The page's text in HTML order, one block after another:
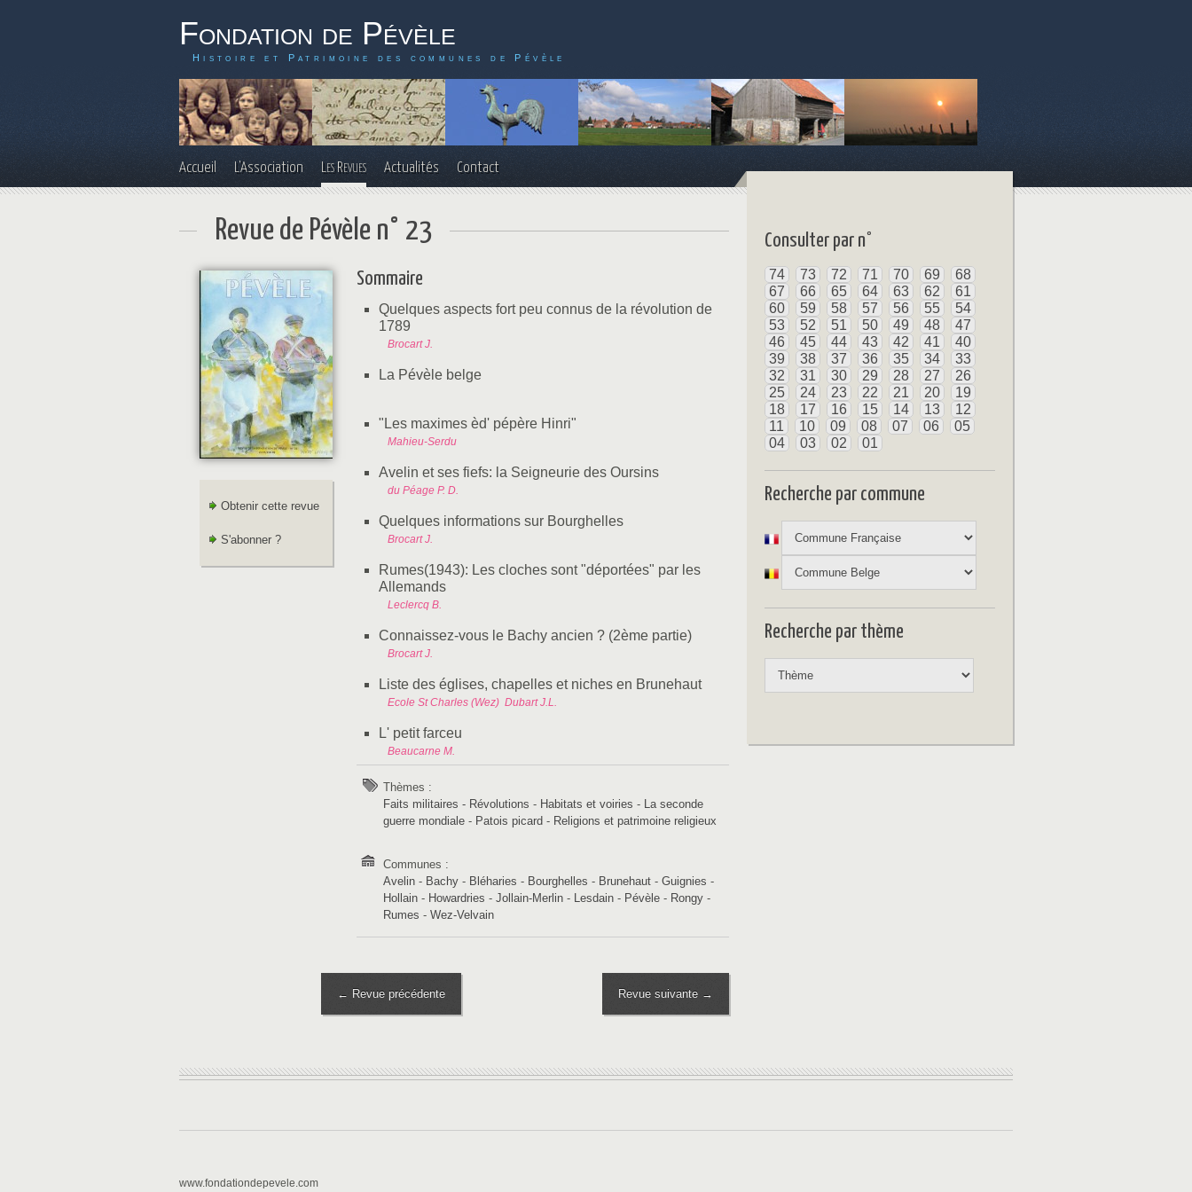
Fondation de Pévèle
Histoire et Patrimoine des communes de Pévèle
Accueil L'Association Les Revues Actualités Contact
Revue de Pévèle n° 23
Obtenir cette revue
S'abonner ?
Sommaire
Quelques aspects fort peu connus de la révolution de
1789
Brocart J.
La Pévèle belge
"Les maximes èd' pépère Hinri"
Mahieu-Serdu
Avelin et ses fiefs: la Seigneurie des Oursins
du Péage P. D.
Quelques informations sur Bourghelles
Brocart J.
Rumes(1943): Les cloches sont "déportées" par les
Allemands
Leclercq B.
Connaissez-vous le Bachy ancien ? (2ème partie)
Brocart J.
Liste des églises, chapelles et niches en Brunehaut
Ecole St Charles (Wez)  Dubart J.L.
L' petit farceu
Beaucarne M.
Thèmes :
Faits militaires - Révolutions - Habitats et voiries - La seconde
guerre mondiale - Patois picard - Religions et patrimoine religieux
Communes :
Avelin - Bachy - Bléharies - Bourghelles - Brunehaut - Guignies -
Hollain - Howardries - Jollain-Merlin - Lesdain - Pévèle - Rongy -
Rumes - Wez-Velvain
← Revue précédente Revue suivante →
Consulter par n°
74 73 72 71 70 69
68
67
66 65 64 63 62
61
60
59 58 57 56 55
54
53
52 51 50 49 48
47
46
45 44 43 42 41
40
39
38 37 36 35 34
33
32
31 30 29 28 27
26
25
24 23 22 21 20
19
18
17 16 15 14 13
12
11
10 09 08 07 06
05
04
03 02 01
Recherche par commune
Recherche par thème
www.fondationdepevele.com